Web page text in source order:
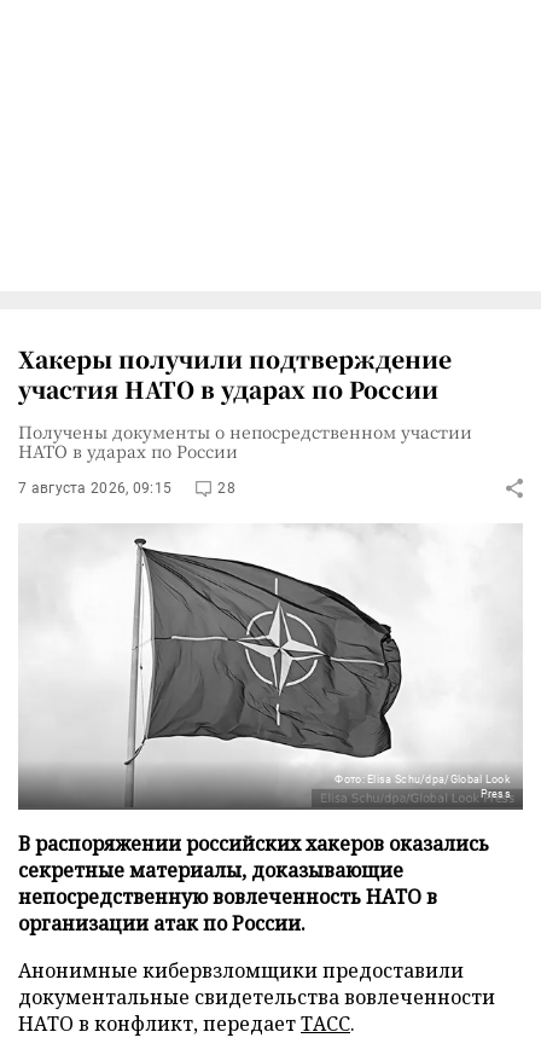
Хакеры получили подтверждение
участия НАТО в ударах по России
Получены документы о непосредственном участии
НАТО в ударах по России
7 августа 2026, 09:15 28
Фото: Elisa Schu/dpa/Global Look
Press
В распоряжении российских хакеров оказались
секретные материалы, доказывающие
непосредственную вовлеченность НАТО в
организации атак по России.
Анонимные кибервзломщики предоставили
документальные свидетельства вовлеченности
НАТО в конфликт, передаетТАСС.